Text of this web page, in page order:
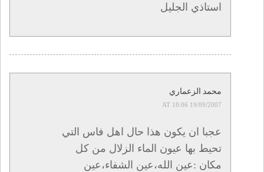
استاذي الجليل
محمد الزعماري
19/09/2007 AT 18:06
عجبا ان يكون هذا حال اهل فاس التي
تحيط بها عيون الماء الزلال من كل
مكان :عين الله،عين الشفاء،عين